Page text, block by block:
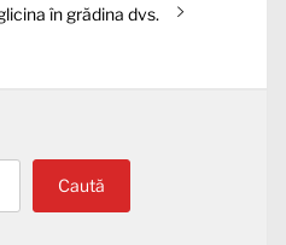
în grădina dvs.
Caută